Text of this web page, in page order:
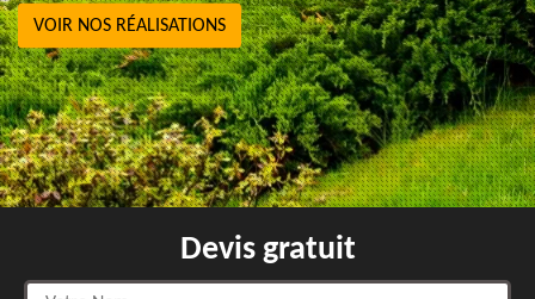
VOIR NOS RÉALISATIONS
Devis gratuit